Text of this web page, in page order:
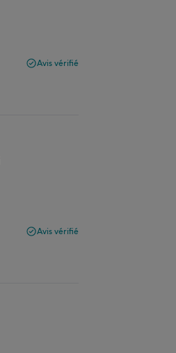
Avis vérifié
Avis vérifié